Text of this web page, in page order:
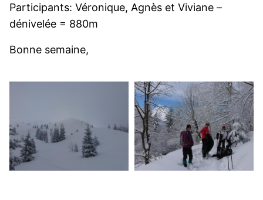
Participants: Véronique, Agnès et Viviane –
dénivelée = 880m
Bonne semaine,